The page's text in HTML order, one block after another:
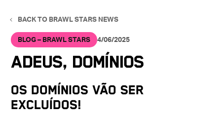
BACK TO BRAWL STARS NEWS
BLOG – BRAWL STARS 4/06/2025
Adeus, domínios
Os domínios vão ser
excluídos!